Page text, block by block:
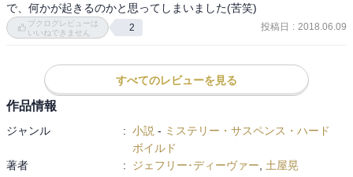
で、何かが起きるのかと思ってしまいました(苦笑)
ブクログレビューは
いいねできません
2 投稿日 : 2018.06.09
すべてのレビューを見る
作品情報
ジャンル : 小説 - ミステリー・サスペンス・ハード
ボイルド
著者
: ジェフリー･ディーヴァー
土屋晃